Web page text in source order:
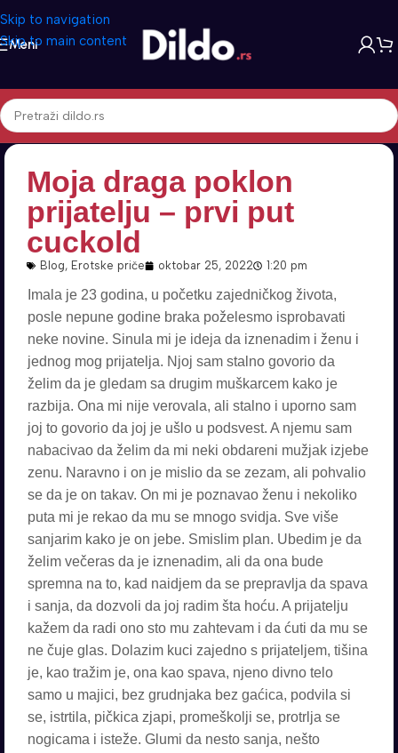
Skip to navigation
Skip to main content
Meni
Moja draga poklon
prijatelju – prvi put
cuckold
Blog, Erotske priče oktobar 25, 2022 1:20 pm
Imala je 23 godina, u početku zajedničkog života,
posle nepune godine braka poželesmo isprobavati
neke novine. Sinula mi je ideja da iznenadim i ženu i
jednog mog prijatelja. Njoj sam stalno govorio da
želim da je gledam sa drugim muškarcem kako je
razbija. Ona mi nije verovala, ali stalno i uporno sam
joj to govorio da joj je ušlo u podsvest. A njemu sam
nabacivao da želim da mi neki obdareni mužjak izjebe
zenu. Naravno i on je mislio da se zezam, ali pohvalio
se da je on takav. On mi je poznavao ženu i nekoliko
puta mi je rekao da mu se mnogo svidja. Sve više
sanjarim kako je on jebe. Smislim plan. Ubedim je da
želim večeras da je iznenadim, ali da ona bude
spremna na to, kad naidjem da se prepravlja da spava
i sanja, da dozvoli da joj radim šta hoću. A prijatelju
kažem da radi ono sto mu zahtevam i da ćuti da mu se
ne čuje glas. Dolazim kuci zajedno s prijateljem, tišina
je, kao tražim je, ona kao spava, njeno divno telo
samo u majici, bez grudnjaka bez gaćica, podvila si
se, istrtila, pičkica zjapi, promeškolji se, protrlja se
nogicama i isteže. Glumi da nesto sanja, nešto